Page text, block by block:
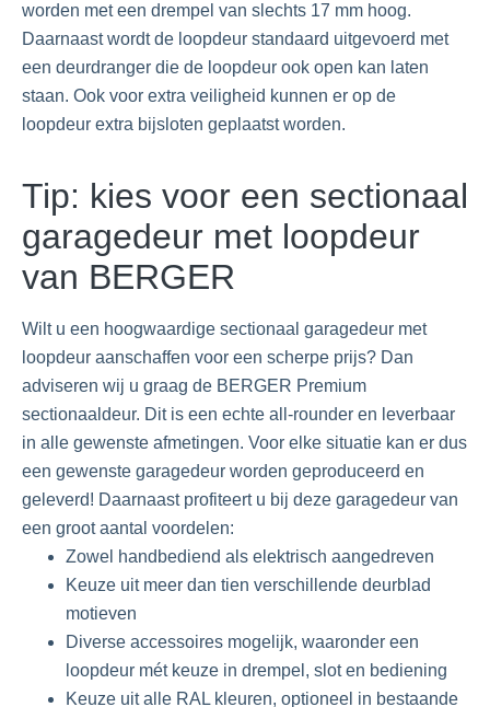
worden met een drempel van slechts 17 mm hoog.
Daarnaast wordt de loopdeur standaard uitgevoerd met
een deurdranger die de loopdeur ook open kan laten
staan. Ook voor extra veiligheid kunnen er op de
loopdeur extra bijsloten geplaatst worden.
Tip: kies voor een sectionaal
garagedeur met loopdeur
van BERGER
Wilt u een hoogwaardige sectionaal garagedeur met
loopdeur aanschaffen voor een scherpe prijs? Dan
adviseren wij u graag de BERGER Premium
sectionaaldeur. Dit is een echte all-rounder en leverbaar
in alle gewenste afmetingen. Voor elke situatie kan er dus
een gewenste garagedeur worden geproduceerd en
geleverd! Daarnaast profiteert u bij deze garagedeur van
een groot aantal voordelen:
Zowel handbediend als elektrisch aangedreven
Keuze uit meer dan tien verschillende deurblad
motieven
Diverse accessoires mogelijk, waaronder een
loopdeur mét keuze in drempel, slot en bediening
Keuze uit alle RAL kleuren, optioneel in bestaande